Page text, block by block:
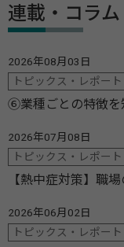
連載・コラム
2026年08月03日
トピックス・レポート
⑥業種ごとの特徴を
2026年07月08日
トピックス・レポート
【熱中症対策】職
2026年06月02日
トピックス・レポート